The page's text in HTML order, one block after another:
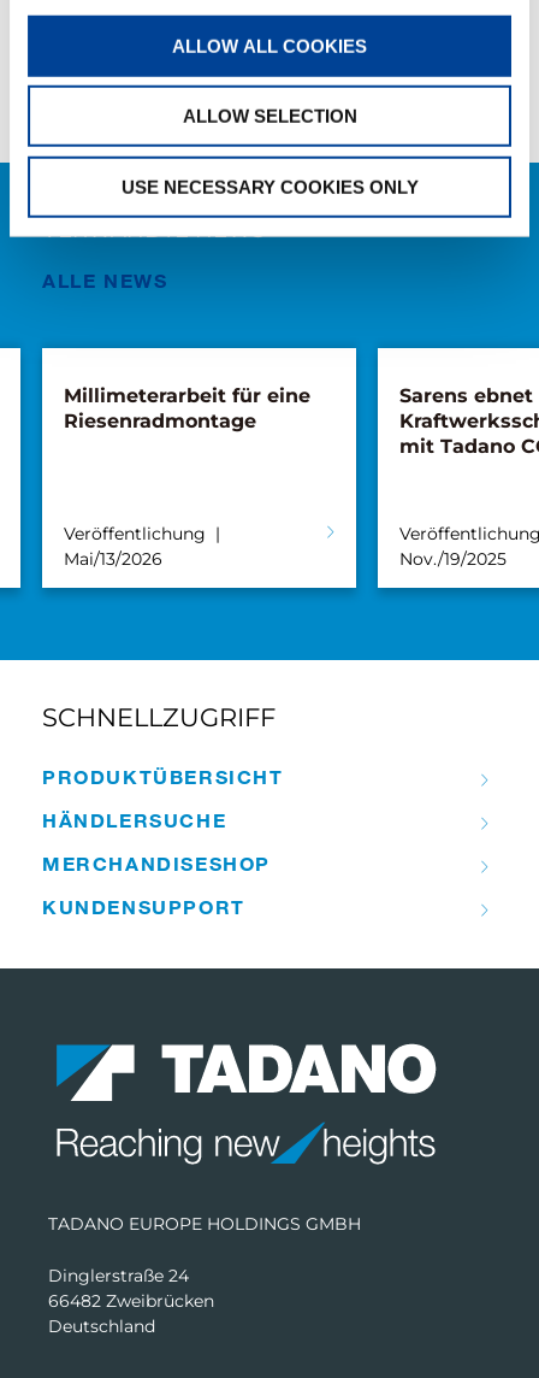
ALLOW ALL COOKIES
ALLOW SELECTION
USE NECESSARY COOKIES ONLY
Facebook Twitter LinkedIn
VERWANDTE NEWS
ALLE NEWS
Millimeterarbeit für eine
Riesenradmontage
Veröffentlichung
Mai/13/2026
Sarens ebnet
mit Tadano
Nov./19/2025
SCHNELLZUGRIFF
PRODUKT­ÜBERSICHT
HÄNDLER­­SUCHE
MERCHANDISE­­SHOP
KUNDEN­­SUPPORT
TADANO EUROPE HOLDINGS GMBH
Dinglerstraße 24
66482 Zweibrücken
Deutschland